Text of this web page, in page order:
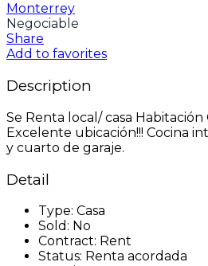
Monterrey
Negociable
Share
Add to favorites
Description
Se Renta local/ casa
Excelente ubicación!!! Cocina
y cuarto de garaje.
Detail
Type: Casa
Sold: No
Contract: Rent
Status: Renta acordada